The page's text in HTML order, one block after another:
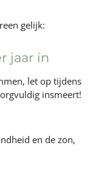
gelijk:
jaar in
let op tijdens
insmeert!
en de zon,